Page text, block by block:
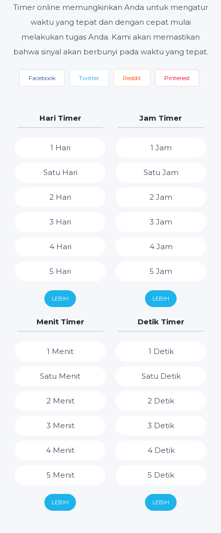
Timer online memungkinkan Anda untuk mengatur
waktu yang tepat dan dengan cepat mulai
melakukan tugas Anda. Kami akan memastikan
bahwa sinyal akan berbunyi pada waktu yang tepat.
Facebook Twitter Reddit Pinterest
Hari Timer
1 Hari
Satu Hari
2 Hari
3 Hari
4 Hari
5 Hari
6 Hari
7 Hari
LEBIH
Jam Timer
1 Jam
Satu Jam
2 Jam
3 Jam
4 Jam
5 Jam
6 Jam
7 Jam
14 Jam
LEBIH
Menit Timer
1 Menit
Satu Menit
2 Menit
3 Menit
4 Menit
5 Menit
6 Menit
LEBIH
Detik Timer
1 Detik
Satu Detik
2 Detik
3 Detik
4 Detik
5 Detik
6 Detik
LEBIH